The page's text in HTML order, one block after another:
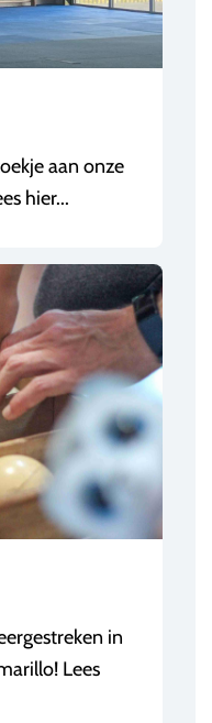
aan onze
hier...
in
Lees